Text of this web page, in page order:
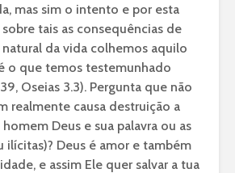
mas sim o intento e por esta
sobre tais as consequências de
natural da vida colhemos aquilo
o que temos testemunhado
Oseias 3.3). Pergunta que não
realmente causa destruição a
Deus e sua palavra ou as
ilícitas)? Deus é amor e também
e assim Ele quer salvar a tua